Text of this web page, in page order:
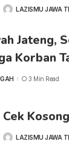
POSTEDLAZISMU JAWA
Jateng,
Korban
3 Min Read
Cek Kosong
POSTEDLAZISMU JAWA